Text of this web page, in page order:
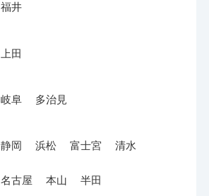
福井
上田
岐阜 多治見
静岡 浜松 富士宮 清水
名古屋 本山 半田